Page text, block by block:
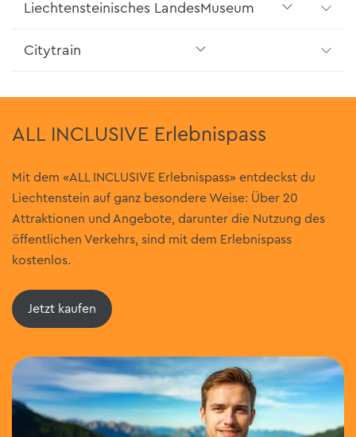
Liechtensteinisches LandesMuseum
Citytrain
ALL INCLUSIVE Erlebnispass
Mit dem «ALL INCLUSIVE Erlebnispass» entdeckst du
Liechtenstein auf ganz besondere Weise: Über 20
Attraktionen und Angebote, darunter die Nutzung des
öffentlichen Verkehrs, sind mit dem Erlebnispass
kostenlos.
Jetzt kaufen